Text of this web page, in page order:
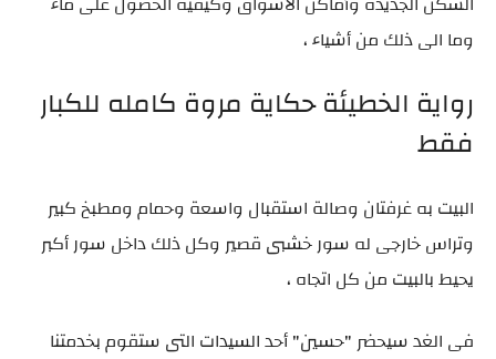
وما الى ذلك من أشياء ،
رواية الخطيئة حكاية مروة كامله للكبار
فقط
البيت به غرفتان وصالة استقبال واسعة وحمام ومطبخ كبير
وتراس خارجى له سور خشبى قصير وكل ذلك داخل سور أكبر
يحيط بالبيت من كل اتجاه ،
فى الغد سيحضر "حسين" أحد السيدات التى ستقوم بخدمتنا